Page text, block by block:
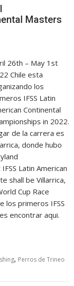
Masters
26th – May 1st
Chile esta
los
IFSS Latin
Continental
in 2022.
de la carrera es
donde hubo
Latin American
shall be Villarrica,
Cup Race
los primeros IFSS
encontrar aqui.
, Perros de Trineo